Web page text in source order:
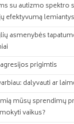
su autizmo spektro
efektyvumą
asmenybės
prigimtis
dalyvauti ar
mūsų sprendimų
vaikus?